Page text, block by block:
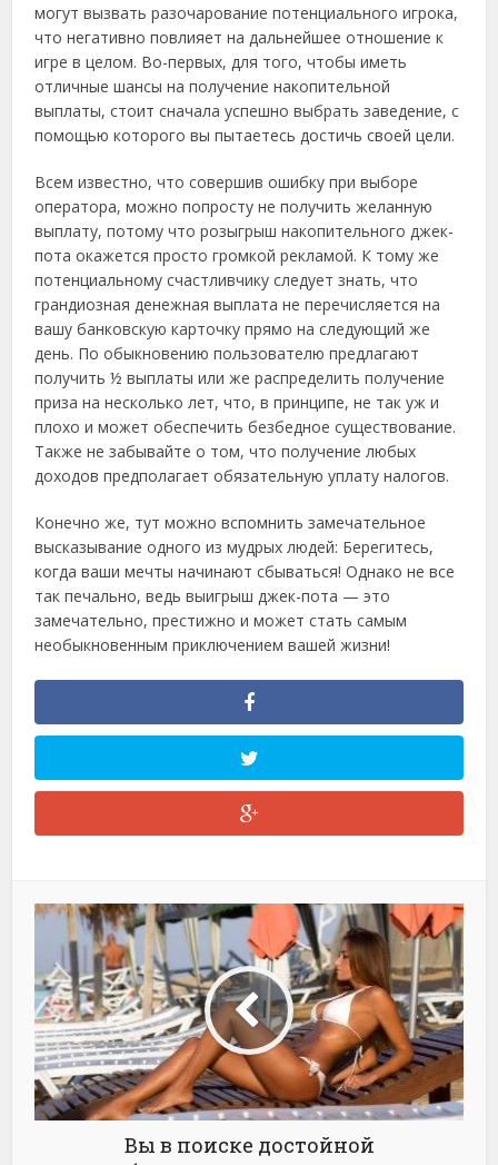
могут вызвать разочарование потенциального игрока,
что негативно повлияет на дальнейшее отношение к
игре в целом. Во-первых, для того, чтобы иметь
отличные шансы на получение накопительной
выплаты, стоит сначала успешно выбрать заведение, с
помощью которого вы пытаетесь достичь своей цели.
Всем известно, что совершив ошибку при выборе
оператора, можно попросту не получить желанную
выплату, потому что розыгрыш накопительного джек-
пота окажется просто громкой рекламой. К тому же
потенциальному счастливчику следует знать, что
грандиозная денежная выплата не перечисляется на
вашу банковскую карточку прямо на следующий же
день. По обыкновению пользователю предлагают
получить ½ выплаты или же распределить получение
приза на несколько лет, что, в принципе, не так уж и
плохо и может обеспечить безбедное существование.
Также не забывайте о том, что получение любых
доходов предполагает обязательную уплату налогов.
Конечно же, тут можно вспомнить замечательное
высказывание одного из мудрых людей: Берегитесь,
когда ваши мечты начинают сбываться! Однако не все
так печально, ведь выигрыш джек-пота — это
замечательно, престижно и может стать самым
необыкновенным приключением вашей жизни!
Вы в поиске достойной